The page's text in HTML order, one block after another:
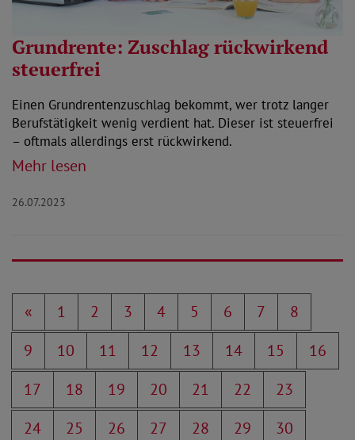
Grundrente: Zuschlag rückwirkend
steuerfrei
Einen Grundrentenzuschlag bekommt, wer trotz langer
Berufstätigkeit wenig verdient hat. Dieser ist steuerfrei
– oftmals allerdings erst rückwirkend.
Mehr lesen
26.07.2023
« 1 2 3 4 5 6 7
8
9
10 11 12 13 14 15
16
17
18 19 20 21 22
23
24
25 26 27 28 29
30